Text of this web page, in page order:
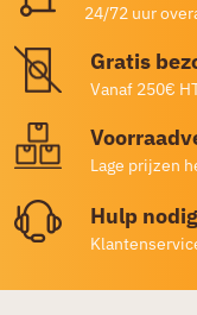
24/72 uur
Gratis
Vanaf 250€
Lage prijzen
Hulp